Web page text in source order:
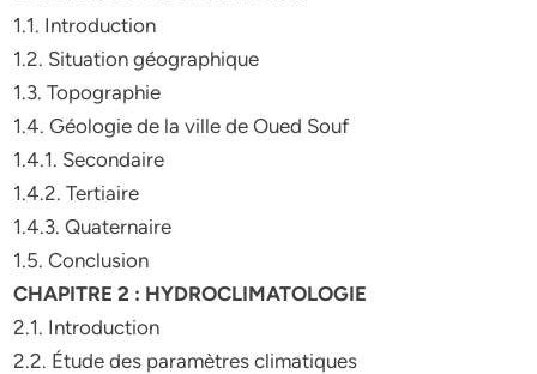
1.1. Introduction
1.2. Situation géographique
1.3. Topographie
1.4. Géologie de la ville de Oued Souf
1.4.1. Secondaire
1.4.2. Tertiaire
1.4.3. Quaternaire
1.5. Conclusion
CHAPITRE 2 : HYDROCLIMATOLOGIE
2.1. Introduction
2.2. Étude des paramètres climatiques